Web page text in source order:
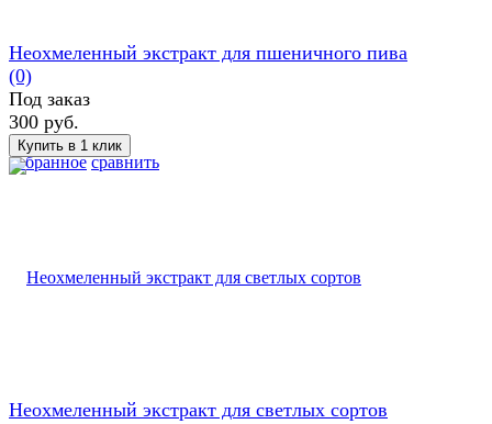
избранное сравнить
Неохмеленный экстракт для пшеничного пива
(0)
Под заказ
300 руб.
Неохмеленный экстракт для светлых сортов